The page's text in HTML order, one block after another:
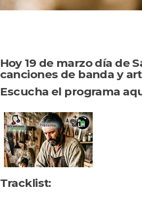
Hoy 19 de marzo día de
canciones de banda y
Escucha el programa
Tracklist: